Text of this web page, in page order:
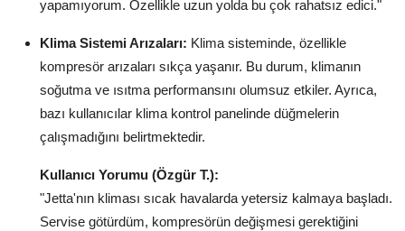
yapamıyorum. Özellikle uzun yolda bu çok rahatsız edici."
Klima Sistemi Arızaları: Klima sisteminde, özellikle
kompresör arızaları sıkça yaşanır. Bu durum, klimanın
soğutma ve ısıtma performansını olumsuz etkiler. Ayrıca,
bazı kullanıcılar klima kontrol panelinde düğmelerin
çalışmadığını belirtmektedir.
Kullanıcı Yorumu (Özgür T.):
"Jetta'nın kliması sıcak havalarda yetersiz kalmaya başladı.
Servise götürdüm, kompresörün değişmesi gerektiğini